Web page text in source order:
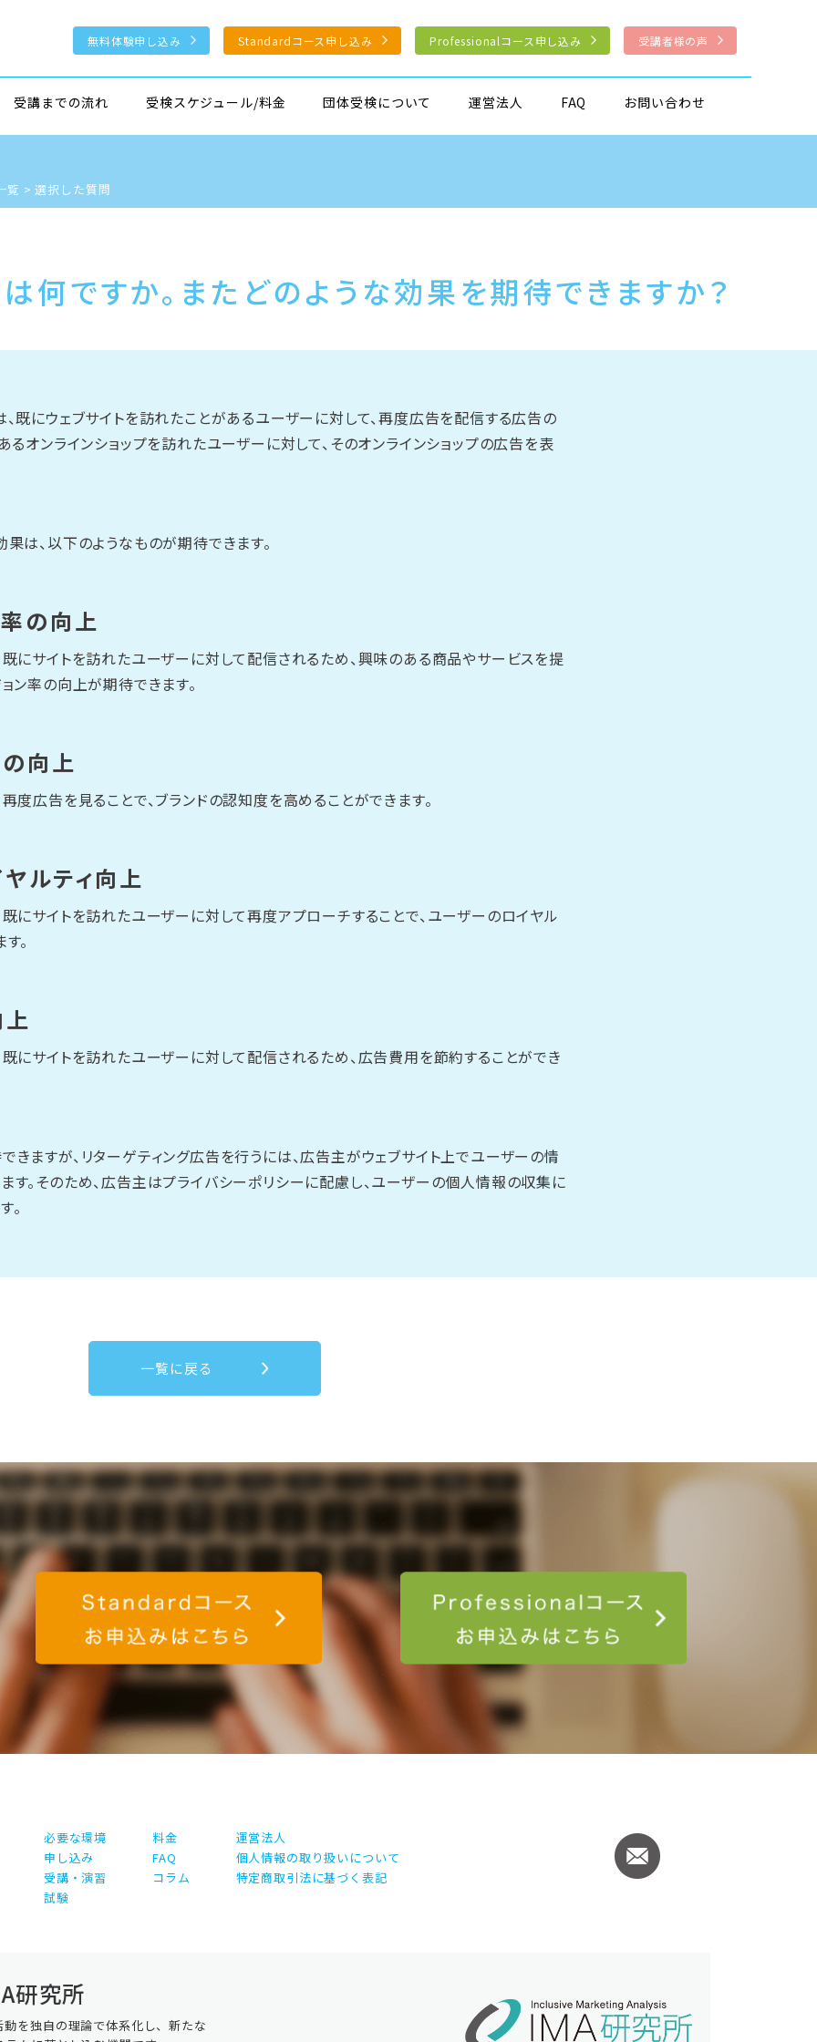
無料体験申し込み Standardコース申し込み Professionalコース申し込み 受講者様の声
受講までの流れ 受検スケジュール/料金 団体受検について 運営法人 FAQ お問い合わせ
覧 >選択した質問
何ですか。またどのような効果を期待できますか？
、既にウェブサイトを訪れたことがあるユーザーに対して、再度広告を配信する広告の
るオンラインショップを訪れたユーザーに対して、そのオンラインショップの広告を表
は、以下のようなものが期待できます。
の向上
既にサイトを訪れたユーザーに対して配信されるため、興味のある商品やサービスを提
ン率の向上が期待できます。
向上
度広告を見ることで、ブランドの認知度を高めることができます。
ルティ向上
既にサイトを訪れたユーザーに対して再度アプローチすることで、ユーザーのロイヤル
。
既にサイトを訪れたユーザーに対して配信されるため、広告費用を節約することができ
きますが、リターゲティング広告を行うには、広告主がウェブサイト上でユーザーの情
す。そのため、広告主はプライバシーポリシーに配慮し、ユーザーの個人情報の収集に
。
一覧に戻る
のお申込みはこちら Standardコース申し込み
必要な環境
申し込み
受講・演習
試験
料金
FAQ
コラム
運営法人
個人情報の取り扱いについて
特定商取引法に基づく表記
研究所
を独自の理論で体系化し、新たな